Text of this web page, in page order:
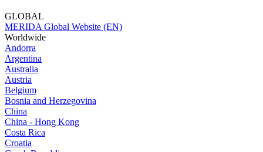
GLOBAL
MERIDA Global Website (EN)
Worldwide
Andorra
Argentina
Australia
Austria
Belgium
Bosnia and Herzegovina
China
China - Hong Kong
Costa Rica
Croatia